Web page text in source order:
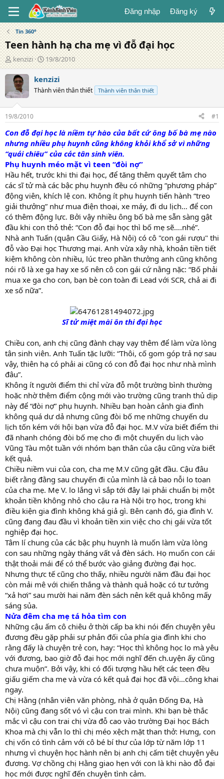
Đăng nhập Đăng ký
Tin 360°
Teen hành hạ cha mẹ vì đỗ đại học
T
á
c
g
i
ả
kenzizi
N
g
à
đ
g
19/8/2010
kenzizi
Thành viên thân thiết Thành viên thân thiết
19/8/2010 #1
Con đỗ đại học là niềm tự hào của bất cứ ông bố bà mẹ nào
nhưng nhiều phụ huynh cũng không khỏi khổ sở vì những
“quái chiêu” của các tân sinh viên.
Phụ huynh méo mặt vì teen “đòi nợ”
Hầu hết, trước khi thi đại học, để tăng thêm quyết tâm cho
các sĩ tử mà các bậc phụ huynh đều có những “phương pháp”
động viên, khích lệ con. Không ít phụ huynh tiến hành “treo
giải thưởng” như mua điện thoại, xe máy, đi du lịch… để con
có thêm động lực. Bởi vậy nhiều ông bố bà mẹ sẵn sàng gật
đầu khi con thỏ thẻ: “Con đỗ đại học thì bố mẹ sẽ….nhé”.
Nhà anh Tuấn (quận Cầu Giấy, Hà Nội) có cô "con gái rượu" thi
đỗ vào Đại học Thương mại. Anh vừa xây nhà, khoản tiền tiết
kiệm không còn nhiều, lúc treo phần thưởng anh cũng không
nói rõ là xe ga hay xe số nên cô con gái cứ nằng nặc: “Bố phải
mua xe ga cho con, bạn bè con toàn đi Lead với SCR, chả ai đi
xe số nữa”.
Sĩ tử miệt mài ôn thi đại học
Chiều con, anh chị cũng đành chạy vạy thêm để làm vừa lòng
tân sinh viên. Anh Tuấn tặc lưỡi: “Thôi, cố gom góp trả nợ sau
vậy, thiên hạ có phải ai cũng có con đỗ đại học như nhà mình
đâu”.
Không ít người điểm thi chỉ vừa đỗ một trường bình thường
hoặc nhờ thêm điểm cộng mới vào trường cũng tranh thủ dịp
này để “đòi nợ” phụ huynh. Nhiều bạn hoàn cảnh gia đình
không quá dư dả nhưng cũng đòi bố mẹ những chuyến du
lịch tốn kém với hội bạn vừa đỗ đại học. M.V vừa biết điểm thi
đã nhanh chóng đòi bố mẹ cho đi một chuyến du lịch vào
Vũng Tàu một tuần với nhóm bạn thân của cậu cũng vừa biết
kết quả.
Chiều niềm vui của con, cha mẹ M.V cũng gật đầu. Cậu đâu
biết rằng đằng sau chuyến đi của mình là cả bao nỗi lo toan
của cha mẹ. Mẹ V. lo lắng vì sắp tới đây lại phải chuẩn bị một
khoản tiền không nhỏ cho cậu ra Hà Nội trọ học, trong khi
điều kiện gia đình không khá giả gì. Bên cạnh đó, gia đình V.
cũng đang đau đầu vì khoản tiền xin việc cho chị gái vừa tốt
nghiệp đại học.
Tâm lí chung của các bậc phụ huynh là muốn làm vừa lòng
con sau những ngày tháng vất vả đèn sách. Họ muốn con cái
thật thoải mái để có thể bước vào giảng đường đại học.
Nhưng thực tế cũng cho thấy, nhiều người năm đầu đại học
còn mải mê với chiến thắng và thành quả hoặc có tư tưởng
“xả hơi” sau mười hai năm đèn sách nên kết quả không mấy
sáng sủa.
Nửa đêm cha mẹ tá hỏa tìm con
Những cậu ấm cô chiêu ở thời cấp ba khi nói đến chuyện yêu
đương đều gặp phải sự phản đối của phía gia đình khi cho
rằng đấy là chuyện trẻ con, hay: “Học thì không học lo mà yêu
với đương, bao giờ đỗ đại học mới nghĩ đến ch.uyện ấy cũng
chưa muộn”. Bởi vậy, khi có đối tượng hầu hết các teen đều
giấu giếm cha mẹ và vừa có kết quả đại học đã vội…công khai
ngay.
Chị Hằng (nhân viên văn phòng, nhà ở quận Đống Đa, Hà
Nội) cũng đang sốt vó vì cậu con trai mình. Khi bạn bè thắc
mắc vì cậu con trai chị vừa đỗ cao vào trường Đại học Bách
Khoa mà chị vẫn lo thì chị méo xệch mặt than thở: Hưng, con
chị vốn có tình cảm với cô bé bí thư của lớp từ năm lớp 11
nhưng vì chuyện học hành nên bị anh chị cấm tiệt chuyện yêu
đương. Vợ chồng chị Hằng giao hẹn với con là khi nào đỗ đại
học mới được nghĩ đến chuyện tình cảm.